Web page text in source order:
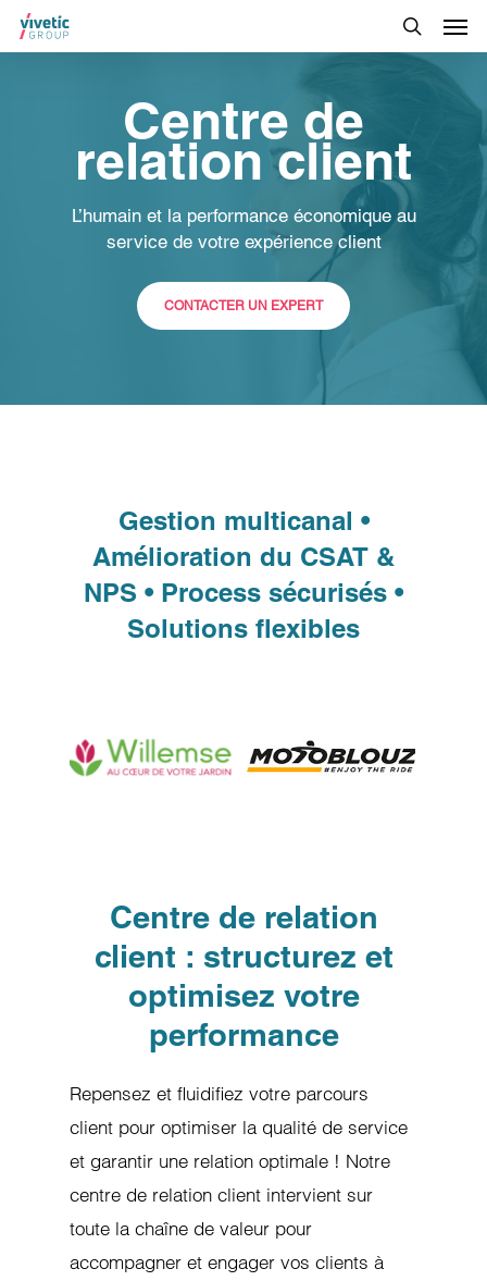
Centre de
relation client
L’humain et la performance économique au
service de votre expérience client
CONTACTER UN EXPERT
Gestion multicanal •
Amélioration du CSAT &
NPS • Process sécurisés •
Solutions flexibles
Centre de relation
client : structurez et
optimisez votre
performance
Repensez et fluidifiez votre parcours
client pour optimiser la qualité de service
et garantir une relation optimale ! Notre
centre de relation client intervient sur
toute la chaîne de valeur pour
accompagner et engager vos clients à